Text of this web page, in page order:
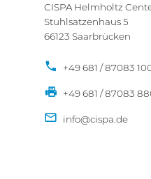
CISPA Helmholtz
Stuhlsatzenhaus 5
66123 Saarbrücken
+49 681 / 87083
+49 681 / 87083